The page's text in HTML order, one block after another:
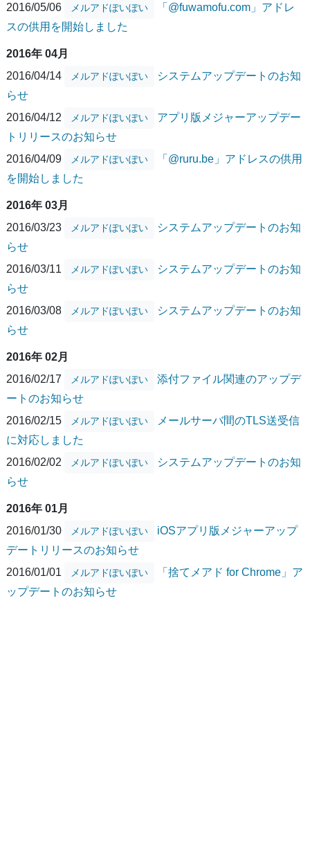
2016/05/06
メルアドぽいぽい
「@fuwamofu.com」アドレ
スの供用を開始しました
2016年 04月
2016/04/14
メルアドぽいぽい
システムアップデートのお知
らせ
2016/04/12
メルアドぽいぽい
アプリ版メジャーアップデー
トリリースのお知らせ
2016/04/09
メルアドぽいぽい
「@ruru.be」アドレスの供用
を開始しました
2016年 03月
2016/03/23
メルアドぽいぽい
システムアップデートのお知
らせ
2016/03/11
メルアドぽいぽい
システムアップデートのお知
らせ
2016/03/08
メルアドぽいぽい
システムアップデートのお知
らせ
2016年 02月
2016/02/17
メルアドぽいぽい
添付ファイル関連のアップデ
ートのお知らせ
2016/02/15
メルアドぽいぽい
メールサーバ間のTLS送受信
に対応しました
2016/02/02
メルアドぽいぽい
システムアップデートのお知
らせ
2016年 01月
2016/01/30
メルアドぽいぽい
iOSアプリ版メジャーアップ
デートリリースのお知らせ
2016/01/01
メルアドぽいぽい
「捨てメアド for Chrome」ア
ップデートのお知らせ